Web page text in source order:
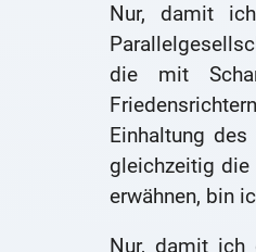
Nur, damit
die mit
Einhaltung
gleichzeitig
erwähnen, bin
Nur, damit